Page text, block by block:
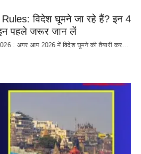
विदेश घूमने जा रहे हैं? इन 4
पहले जरूर जान लें
: अगर आप 2026 में विदेश घूमने की तैयारी कर…